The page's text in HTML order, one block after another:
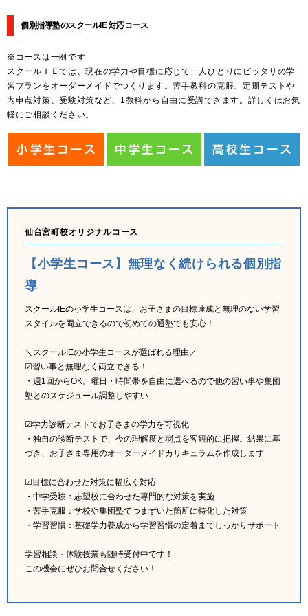
個別指導塾のスクールIE 対応コース
※コースは一例です
スクールＩＥでは、現在の学力や目標に応じて一人ひとりにピッタリの学
習プランをオーダーメイドでつくります。苦手教科の克服、定期テストや
内申点対策、受験対策など、1教科から自由に受講できます。詳しくはお気
軽にご相談ください。
仙台宮町校オリジナルコース
【小学生コース】無理なく続けられる個別指
導
スクールIEの小学生コースは、お子さまの目標達成と無理のない学習
スタイルを両立できるので初めての通塾でも安心！
＼スクールIEの小学生コースが選ばれる理由／
☑習い事と無理なく両立できる！
・週1回からOK。曜日・時間帯を自由に選べるので他の習い事や集団
塾とのスケジュール調整しやすい
☑学力診断テストでお子さまの学力を可視化
・独自の診断テストで、今の理解度と弱点を客観的に把握。結果に基
づき、お子さま専用のオーダーメイドカリキュラムを作成します
☑目標に合わせた対策に幅広く対応
・中学受験：志望校に合わせた専門的な対策を実施
・苦手克服：学校や集団塾でつまずいた箇所に特化した対策
・学習習慣：基礎学力養成から学習習慣の定着までしっかりサポート
学習相談・体験授業も随時受付中です！
この機会にぜひお問合せください！